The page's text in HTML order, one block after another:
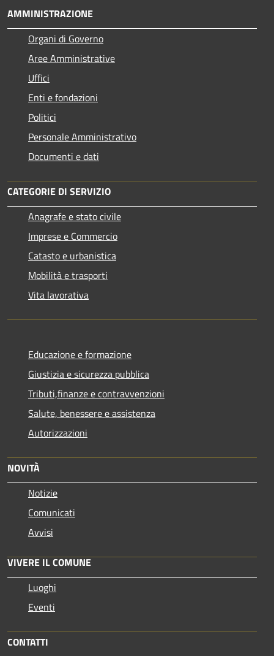
AMMINISTRAZIONE
Organi di Governo
Aree Amministrative
Uffici
Enti e fondazioni
Politici
Personale Amministrativo
Documenti e dati
CATEGORIE DI SERVIZIO
Anagrafe e stato civile
Imprese e Commercio
Catasto e urbanistica
Mobilità e trasporti
Vita lavorativa
Educazione e formazione
Giustizia e sicurezza pubblica
Tributi,finanze e contravvenzioni
Salute, benessere e assistenza
Autorizzazioni
NOVITÀ
Notizie
Comunicati
Avvisi
VIVERE IL COMUNE
Luoghi
Eventi
CONTATTI